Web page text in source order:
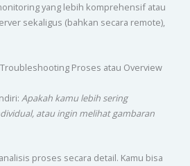
yang lebih komprehensif atau
sekaligus (bahkan secara remote),
Proses atau Overview
Apakah kamu lebih sering
atau ingin melihat gambaran
proses secara detail. Kamu bisa